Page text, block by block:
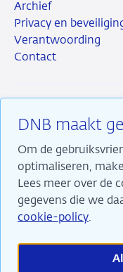
DNB maakt
Om de
optimaliseren,
Lees meer over de
gegevens die we
cookie-policy.
Archief
Privacy en
Verantwoording
Contact
RSS
Wij maken ons
dragen daarmee bij